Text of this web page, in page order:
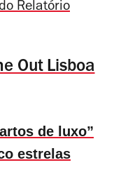
Relatório
Out Lisboa
de luxo”
estrelas